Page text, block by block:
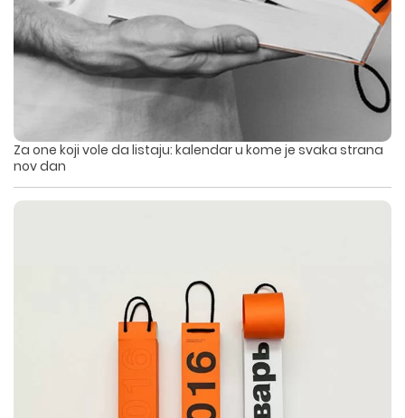
Za one koji vole da listaju: kalendar u kome je svaka strana
nov dan